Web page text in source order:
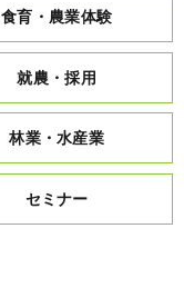
食育・農業体験
就農・採用
林業・水産業
セミナー